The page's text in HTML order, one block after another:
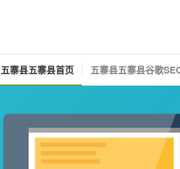
五寨县五寨县首页 五寨县五寨县谷歌